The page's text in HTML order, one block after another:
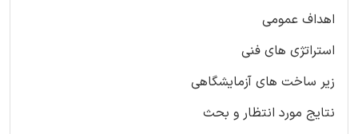
اهداف عمومی
استراتژی های فنی
زیر ساخت های آزمایشگاهی
نتایج مورد انتظار و بحث